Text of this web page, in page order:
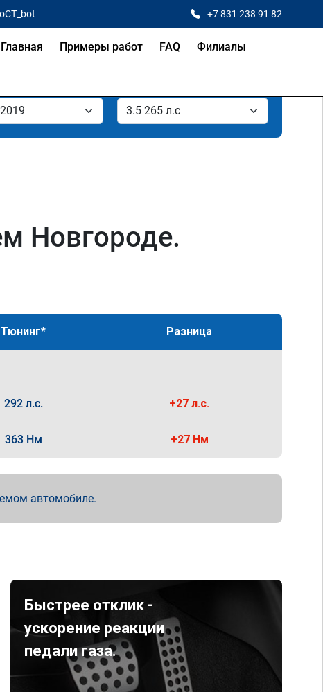
+7 831 238 91 82
Главная Примеры работ FAQ Филиалы
Новгороде.
Тюнинг* Разница
292 л.с. +27 л.с.
363 Нм +27 Нм
автомобиле.
Быстрее отклик -
ускорение реакции
педали газа.